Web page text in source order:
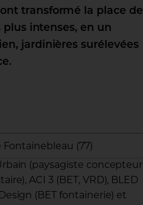
transformé la place de
plus intenses, en un
jardinières surélevées
Fontainebleau (77)
(paysagiste concepteur
ACI 3 (BET, VRD), BLED
(BET fontainerie) et